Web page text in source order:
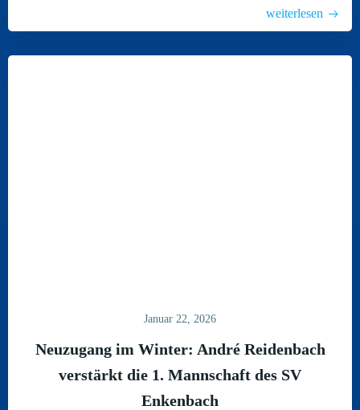
weiterlesen
Januar 22, 2026
Neuzugang im Winter: André Reidenbach
verstärkt die 1. Mannschaft des SV
Enkenbach